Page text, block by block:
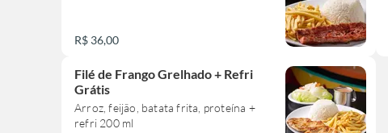
R$ 36,00
Filé de Frango Grelhado + Refri
Grátis
Arroz, feijão, batata frita, proteína +
refri 200 ml